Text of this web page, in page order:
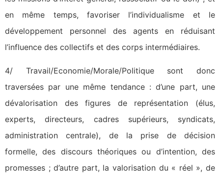
en même temps, favoriser l’individualisme et le
développement personnel des agents en réduisant
l’influence des collectifs et des corps intermédiaires.
4/ Travail/Economie/Morale/Politique sont donc
traversées par une même tendance : d’une part, une
dévalorisation des figures de représentation (élus,
experts, directeurs, cadres supérieurs, syndicats,
administration centrale), de la prise de décision
formelle, des discours théoriques ou d’intention, des
promesses ; d’autre part, la valorisation du « réel », de